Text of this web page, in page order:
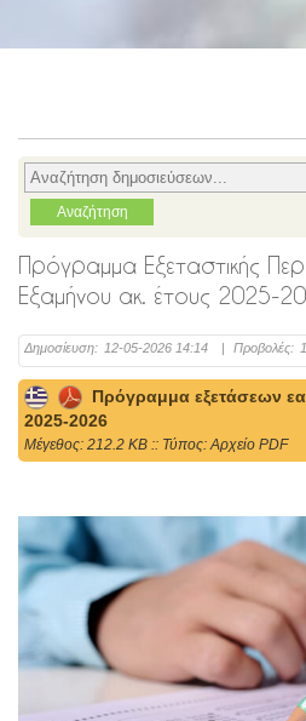
Πρόγραμμα Εξεταστικής
Εξαμήνου ακ. έτους 2025-
Δημοσίευση: 12-05-2026 14:14 | Προβολές:
Πρόγραμμα εξετάσεων
2025-2026
Mέγεθος: 212.2 KB :: Τύπος: Αρχείο PDF